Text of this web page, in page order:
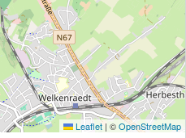
Leaflet | ©OpenStreetMap